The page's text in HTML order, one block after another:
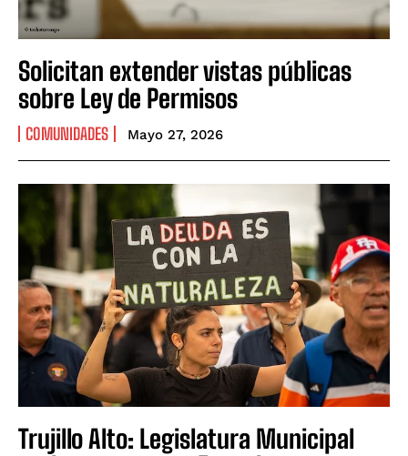
Solicitan extender vistas públicas
sobre Ley de Permisos
COMUNIDADES Mayo 27, 2026
Trujillo Alto: Legislatura Municipal